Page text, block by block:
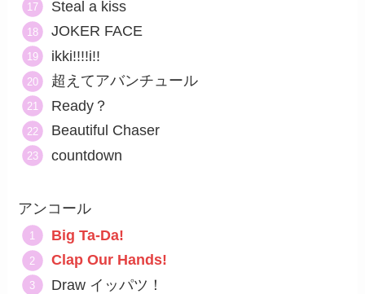
Steal a kiss
JOKER FACE
ikki!!!!i!!
超えてアバンチュール
Ready？
Beautiful Chaser
countdown
アンコール
Big Ta-Da!
Clap Our Hands!
Draw イッパツ！